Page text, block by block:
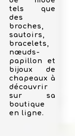
tels que
des
broches,
sautoirs,
bracelets,
nœuds-
papillon et
bijoux de
chapeaux à
découvrir
sur sa
boutique
en ligne.